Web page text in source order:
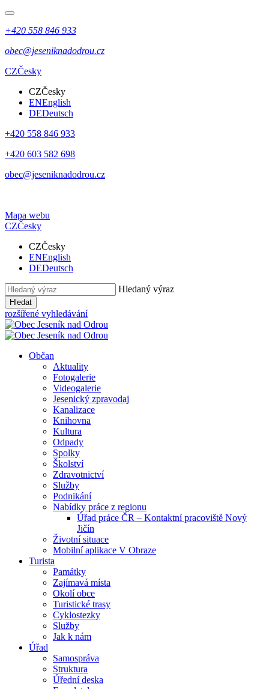
+420 558 846 933
obec@jeseniknadodrou.cz
CZČesky
CZČesky
ENEnglish
DEDeutsch
+420 558 846 933
+420 603 582 698
obec@jeseniknadodrou.cz
Mapa webu
CZČesky
CZČesky
ENEnglish
DEDeutsch
Hledaný výraz
Hledat
rozšířené vyhledávání
Občan
Aktuality
Fotogalerie
Videogalerie
Jesenický zpravodaj
Kanalizace
Knihovna
Kultura
Odpady
Spolky
Školství
Zdravotnictví
Služby
Podnikání
Nabídky práce z regionu
Úřad práce ČR – Kontaktní pracoviště Nový
Jičín
Životní situace
Mobilní aplikace V Obraze
Turista
Památky
Zajímavá místa
Okolí obce
Turistické trasy
Cyklostezky
Služby
Jak k nám
Úřad
Samospráva
Struktura
Úřední deska